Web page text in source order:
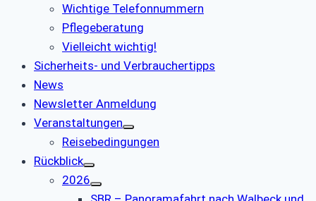
Wichtige Telefonnummern
Pflegeberatung
Vielleicht wichtig!
Sicherheits- und Verbrauchertipps
News
Newsletter Anmeldung
Veranstaltungen
Reisebedingungen
Rückblick
2026